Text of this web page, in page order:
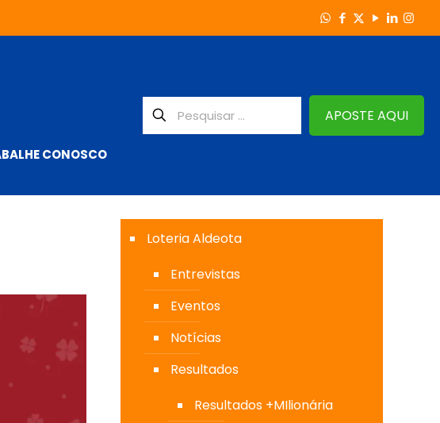
CONOSCO
APOSTE AQUI
Loteria Aldeota
Entrevistas
Eventos
Notícias
Resultados
Resultados +MIlionária